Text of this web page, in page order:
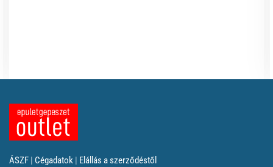
ÁSZF | Cégadatok | Elállás a szerződéstől